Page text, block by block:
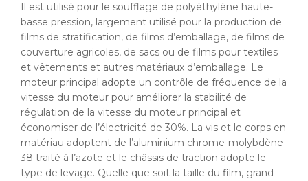
Il est utilisé pour le soufflage de polyéthylène haute-
basse pression, largement utilisé pour la production de
films de stratification, de films d’emballage, de films de
couverture agricoles, de sacs ou de films pour textiles
et vêtements et autres matériaux d’emballage. Le
moteur principal adopte un contrôle de fréquence de la
vitesse du moteur pour améliorer la stabilité de
régulation de la vitesse du moteur principal et
économiser de l’électricité de 30%. La vis et le corps en
matériau adoptent de l’aluminium chrome-molybdène
38 traité à l’azote et le châssis de traction adopte le
type de levage. Quelle que soit la taille du film, grand